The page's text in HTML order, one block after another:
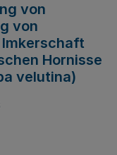
von
von
Imkerschaft
Hornisse
velutina)